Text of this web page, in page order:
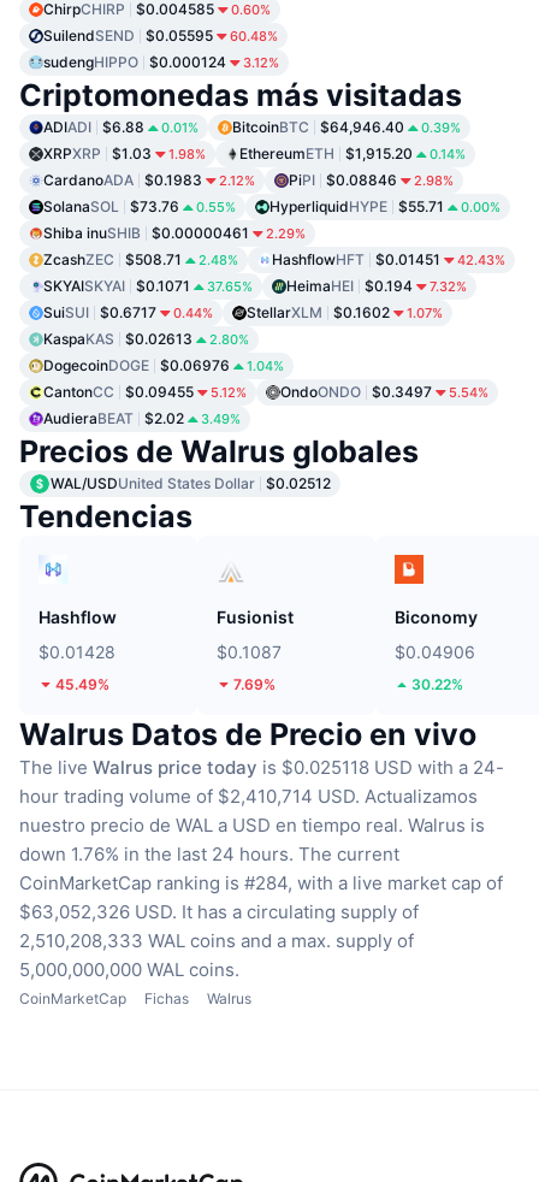
ChirpCHIRP $0.004585 0.60%
SuilendSEND $0.05595 60.48%
sudengHIPPO $0.000124 3.12%
Criptomonedas más visitadas
ADIADI $6.88 0.01% BitcoinBTC $64,946.40 0.39%
XRPXRP $1.03 1.98% EthereumETH $1,915.20 0.14%
CardanoADA $0.1983 2.12% PiPI $0.08846 2.98%
SolanaSOL $73.76 0.55% HyperliquidHYPE $55.71 0.00%
Shiba inuSHIB $0.00000461 2.29%
ZcashZEC $508.71 2.48% HashflowHFT $0.01451 42.43%
SKYAISKYAI $0.1071 37.65% HeimaHEI $0.194 7.32%
SuiSUI $0.6717 0.44% StellarXLM $0.1602 1.07%
KaspaKAS $0.02613 2.80%
DogecoinDOGE $0.06976 1.04%
CantonCC $0.09455 5.12% OndoONDO $0.3497 5.54%
AudieraBEAT $2.02 3.49%
Precios de Walrus globales
WAL/USDUnited States Dollar $0.02512
Tendencias
Hashflow
$0.01428
45.49%
Fusionist
$0.1087
7.69%
Biconomy
$0.04906
30.22%
Walrus Datos de Precio en vivo
The live Walrus price today is $0.025118 USD with a 24-
hour trading volume of $2,410,714 USD. Actualizamos
nuestro precio de WAL a USD en tiempo real. Walrus is
down 1.76% in the last 24 hours. The current
CoinMarketCap ranking is #284, with a live market cap of
$63,052,326 USD. It has a circulating supply of
2,510,208,333 WAL coins and a max. supply of
5,000,000,000 WAL coins.
CoinMarketCap Fichas Walrus